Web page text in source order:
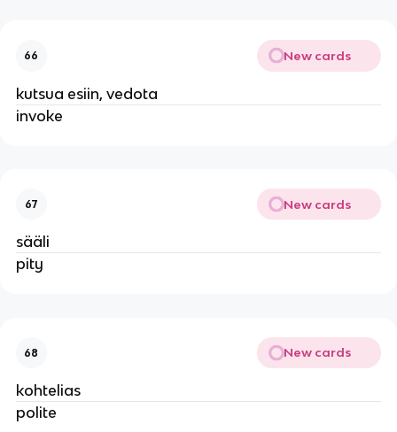
66 New cards
kutsua esiin, vedota
invoke
67 New cards
sääli
pity
68 New cards
kohtelias
polite